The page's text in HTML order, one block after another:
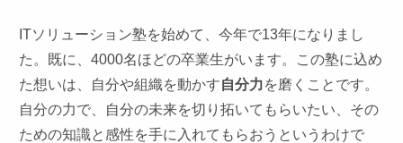
ITソリューション塾を始めて、今年で13年になりまし
た。既に、4000名ほどの卒業生がいます。この塾に込め
た想いは、自分や組織を動かす自分力を磨くことです。
自分の力で、自分の未来を切り拓いてもらいたい、その
ための知識と感性を手に入れてもらおうというわけで